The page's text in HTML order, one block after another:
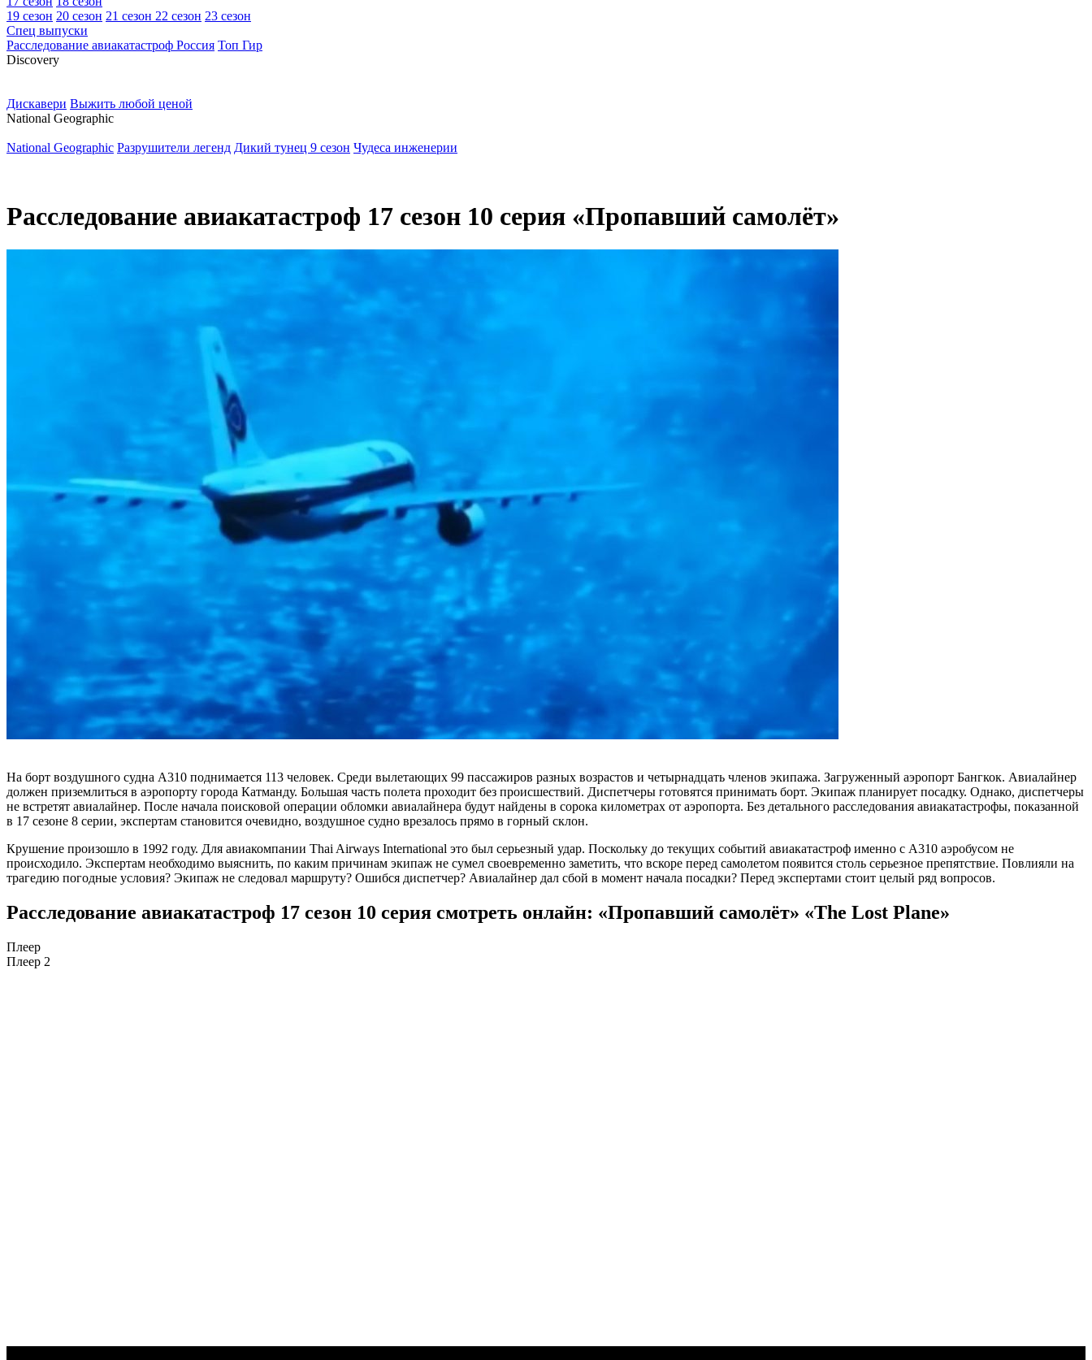
19 сезон 20 сезон 21 сезон 22 сезон 23 сезон
Спец выпуски
Расследование авиакатастроф Россия Топ Гир
Discovery
Дискавери Выжить любой ценой
National Geographic
National Geographic Разрушители легенд Дикий тунец 9 сезон Чудеса инженерии
Расследование авиакатастроф 17 сезон 10 серия «Пропавший самолёт»
На борт воздушного судна A310 поднимается 113 человек. Среди вылетающих 99 пассажиров разных возрастов и четырнадцать членов экипажа. Загруженный аэропорт Бангкок. Авиалайнер
должен приземлиться в аэропорту города Катманду. Большая часть полета проходит без происшествий. Диспетчеры готовятся принимать борт. Экипаж планирует посадку. Однако, диспетчеры
не встретят авиалайнер. После начала поисковой операции обломки авиалайнера будут найдены в сорока километрах от аэропорта. Без детального расследования авиакатастрофы, показанной
в 17 сезоне 8 серии, экспертам становится очевидно, воздушное судно врезалось прямо в горный склон.
Крушение произошло в 1992 году. Для авиакомпании Thai Airways International это был серьезный удар. Поскольку до текущих событий авиакатастроф именно с A310 аэробусом не
происходило. Экспертам необходимо выяснить, по каким причинам экипаж не сумел своевременно заметить, что вскоре перед самолетом появится столь серьезное препятствие. Повлияли на
трагедию погодные условия? Экипаж не следовал маршруту? Ошибся диспетчер? Авиалайнер дал сбой в момент начала посадки? Перед экспертами стоит целый ряд вопросов.
Расследование авиакатастроф 17 сезон 10 серия смотреть онлайн: «Пропавший самолёт» «The Lost Plane»
Плеер
Плеер 2